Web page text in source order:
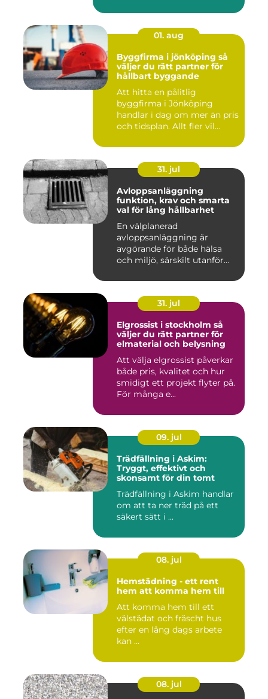
01. aug
Byggfirma i jönköping så
väljer du rätt partner för
hållbart byggande
Att hitta en pålitlig
byggfirma i Jönköping
handlar i dag om mer än pris
och tidsplan. Allt fler vil...
31. jul
Avloppsanläggning
funktion, krav och smarta
val för lång hållbarhet
En välplanerad
avloppsanläggning är
avgörande för både hälsa
och miljö, särskilt utanför
31. jul
Elgrossist i stockholm så
väljer du rätt partner för
elmaterial och belysning
Att välja elgrossist påverkar
både pris, kvalitet och hur
smidigt ett projekt flyter på.
För många e...
09. jul
Trädfällning i Askim:
Tryggt, effektivt och
skonsamt för din tomt
Trädfällning i Askim handlar
om att ta ner träd på ett
säkert sätt i ...
08. jul
Hemstädning - ett rent
hem att komma hem till
Att komma hem till ett
välstädat och fräscht hus
efter en lång dags arbete
kan ...
08. jul